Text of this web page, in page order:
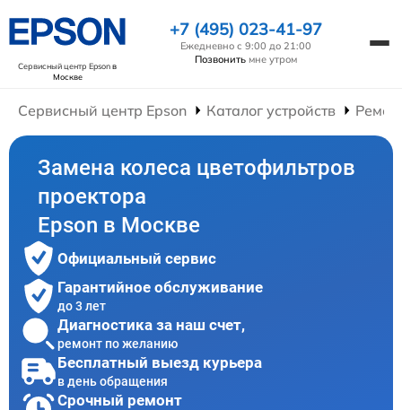
Сервисный центр Epsonв
Москве
+7 (495) 023-41-97
Ежедневно с 9:00 до 21:00
Позвонить мне утром
Сервисный центр Epson Каталог устройств
Замена колеса цветофильтров
проектора
Epson в Москве
Официальный сервис
Гарантийное обслуживание
до 3 лет
Диагностика за наш счет,
ремонт по желанию
Бесплатный выезд курьера
в день обращения
Срочный ремонт